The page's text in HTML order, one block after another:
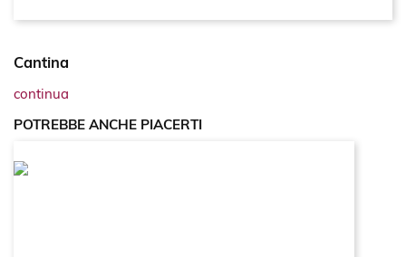
Cantina
continua
POTREBBE ANCHE PIACERTI